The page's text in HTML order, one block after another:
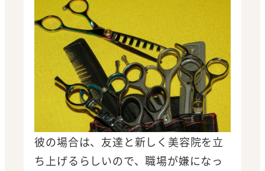
彼の場合は、友達と新しく美容院を立
ち上げるらしいので、職場が嫌になっ